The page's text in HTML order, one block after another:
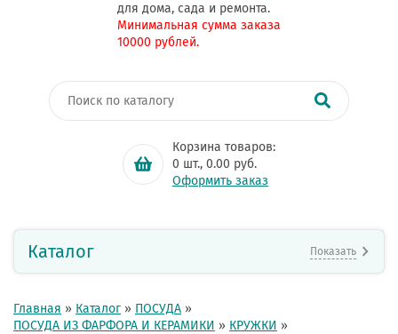
для дома, сада и ремонта.
Минимальная сумма заказа
10000 рублей.
Корзина товаров:
0 шт., 0.00 руб.
Оформить заказ
Каталог Показать
Главная » Каталог » ПОСУДА »
ПОСУДА ИЗ ФАРФОРА И КЕРАМИКИ » КРУЖКИ »